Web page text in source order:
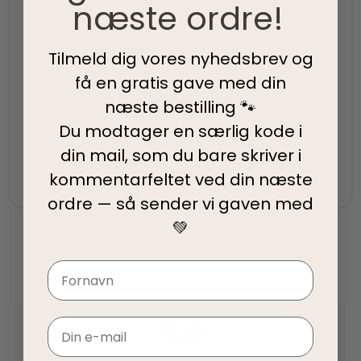
5-Stjernet kundeservice
Vi har topscore på både Facebook, Google og
Trustpilot - Vi er her for at hjælpe dig
Fair priser
Vi tilbyder fair priser, så I kan nyde vores
kvalitetsprodukter uden at springe budgettet.
næste ordre!
Tilmeld dig vores nyhedsbrev og
få en gratis gave med din
næste bestilling 🐾
Du modtager en særlig kode i
din mail, som du bare skriver i
kommentarfeltet ved din næste
ordre — så sender vi gaven med
💚
Navn
Email